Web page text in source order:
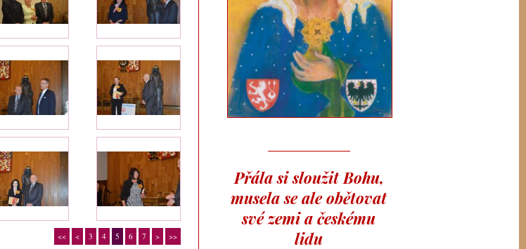
<< < 3 4 5 6 7 > >>
Přála si sloužit Bohu,
musela se ale obětovat
své zemi a českému
lidu